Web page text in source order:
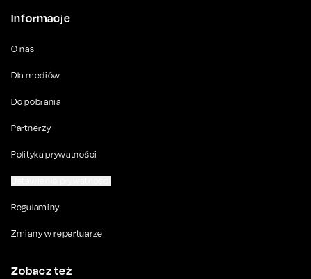
Informacje
O nas
Dla mediów
Do pobrania
Partnerzy
Polityka prywatności
Regulaminy
Zmiany w repertuarze
Zobacz też